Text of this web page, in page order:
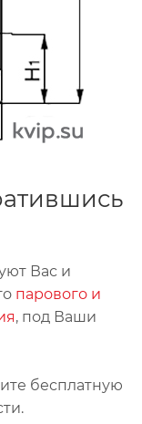
Вас и
парового и
, под Ваши
бесплатную